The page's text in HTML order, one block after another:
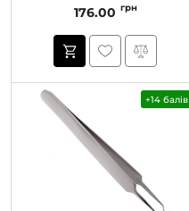
176.00 грн
+14 балів